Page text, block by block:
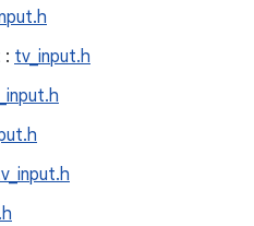
: tv_input.h